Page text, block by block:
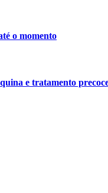
o momento
e tratamento